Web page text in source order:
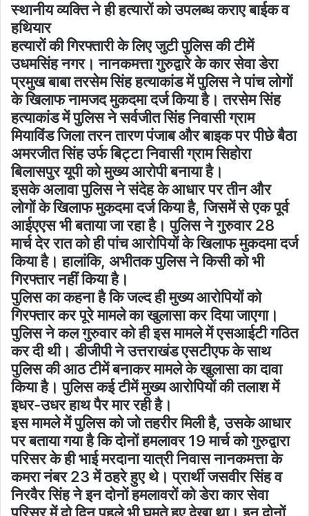
स्थानीय व्यक्ति ने ही हत्यारों को उपलब्ध कराए बाईक व
हथियार
हत्यारों की गिरफ्तारी के लिए जुटी पुलिस की टीमें
उधमसिंह नगर। नानकमत्ता गुरुद्वारे के कार सेवा डेरा
प्रमुख बाबा तरसेम सिंह हत्याकांड में पुलिस ने पांच लोगों
के खिलाफ नामजद मुकदमा दर्ज किया है। तरसेम सिंह
हत्याकांड में पुलिस ने सर्वजीत सिंह निवासी ग्राम
मियाविंड जिला तरन तारण पंजाब और बाइक पर पीछे बैठा
अमरजीत सिंह उर्फ बिट्टा निवासी ग्राम सिहोरा
बिलासपुर यूपी को मुख्य आरोपी बनाया है।
इसके अलावा पुलिस ने संदेह के आधार पर तीन और
लोगों के खिलाफ मुकदमा दर्ज किया है, जिसमें से एक पूर्व
आईएएस भी बताया जा रहा है। पुलिस ने गुरुवार 28
मार्च देर रात को ही पांच आरोपियों के खिलाफ मुकदमा दर्ज
किया है। हालांकि, अभीतक पुलिस ने किसी को भी
गिरफ्तार नहीं किया है।
पुलिस का कहना है कि जल्द ही मुख्य आरोपियों को
गिरफ्तार कर पूरे मामले का खुलासा कर दिया जाएगा।
पुलिस ने कल गुरुवार को ही इस मामले में एसआईटी गठित
कर दी थी। डीजीपी ने उत्तराखंड एसटीएफ के साथ
पुलिस की आठ टीमें बनाकर मामले के खुलासा का दावा
किया है। पुलिस कई टीमें मुख्य आरोपियों की तलाश में
इधर-उधर हाथ पैर मार रही है।
इस मामले में पुलिस को जो तहरीर मिली है, उसके आधार
पर बताया गया है कि दोनों हमलावर 19 मार्च को गुरुद्वारा
परिसर के ही भाई मरदाना यात्री निवास नानकमत्ता के
कमरा नंबर 23 में ठहरे हुए थे। प्रार्थी जसवीर सिंह व
निरवैर सिंह ने इन दोनों हमलावरों को डेरा कार सेवा